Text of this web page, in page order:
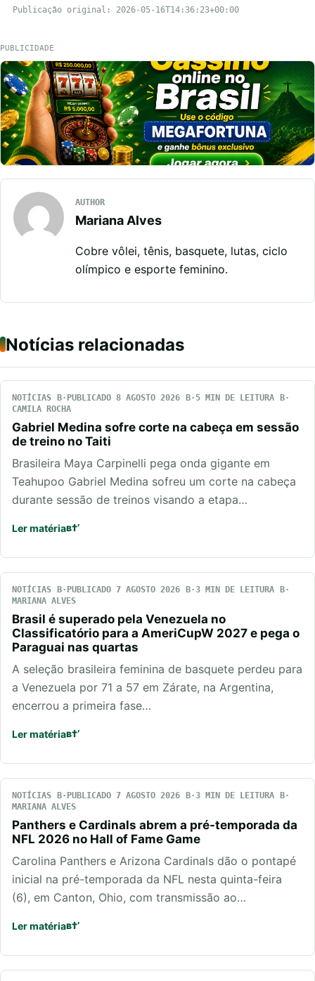
Publicação original: 2026-05-16T14:36:23+00:00
PUBLICIDADE
AUTHOR
Mariana Alves
Cobre vôlei, tênis, basquete, lutas, ciclo
olímpico e esporte feminino.
Notícias relacionadas
NOTÍCIAS PUBLICADO 8 AGOSTO 2026
5 MIN DE LEITURA
CAMILA ROCHA
Gabriel Medina sofre corte na cabeça em sessão
de treino no Taiti
Brasileira Maya Carpinelli pega onda gigante em
Teahupoo Gabriel Medina sofreu um corte na cabeça
durante sessão de treinos visando a etapa…
Ler matéria
NOTÍCIAS PUBLICADO 7 AGOSTO 2026
3 MIN DE LEITURA
MARIANA ALVES
Brasil é superado pela Venezuela no
Classificatório para a AmeriCupW 2027 e pega o
Paraguai nas quartas
A seleção brasileira feminina de basquete perdeu para
a Venezuela por 71 a 57 em Zárate, na Argentina,
encerrou a primeira fase…
Ler matéria
NOTÍCIAS PUBLICADO 7 AGOSTO 2026
3 MIN DE LEITURA
MARIANA ALVES
Panthers e Cardinals abrem a pré-temporada da
NFL 2026 no Hall of Fame Game
Carolina Panthers e Arizona Cardinals dão o pontapé
inicial na pré-temporada da NFL nesta quinta-feira
(6), em Canton, Ohio, com transmissão ao…
Ler matéria